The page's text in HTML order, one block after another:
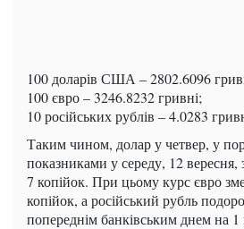
100 доларів США – 2802.6096
100 євро – 3246.8232 гривні;
10 російських рублів – 4.0283
Таким чином, долар у четвер, у
показниками у середу, 12 вересня,
7 копійок. При цьому курс євро
копійок, а російський рубль
попереднім банківським днем на 1